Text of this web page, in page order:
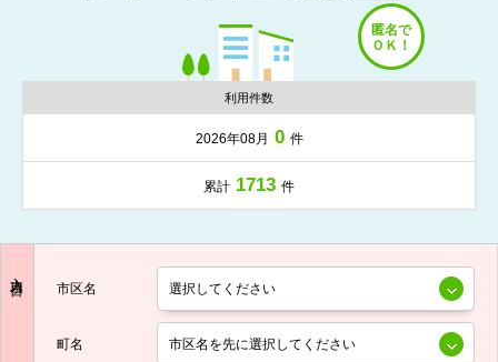
利用件数
2026年08月 0 件
累計 1713 件
市区名
町名